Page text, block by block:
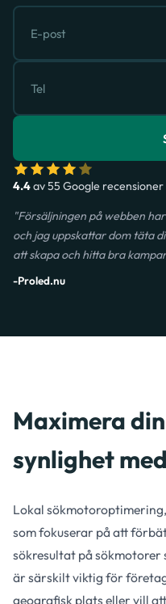
4.4av 55 Google recensioner
"Försäljningen på webben
och jag uppskattar dom täta
att skapa och hitta bra
-Proled.nu
Maximera
synlighet
Lokal
som fokuserar på att
sökresultat på sökmotorer
är särskilt viktig för
geografisk plats eller vill